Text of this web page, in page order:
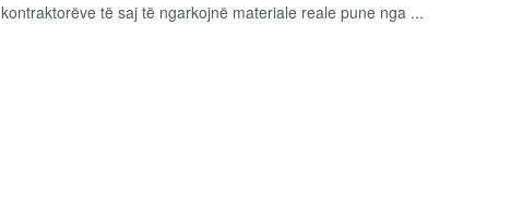
kontraktorëve të saj të ngarkojnë materiale reale pune nga ...